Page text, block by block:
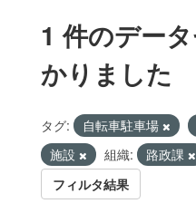
1 件のデー
かりました
タグ: 自転車駐車場
施設
組織:
路政課
フィルタ結果